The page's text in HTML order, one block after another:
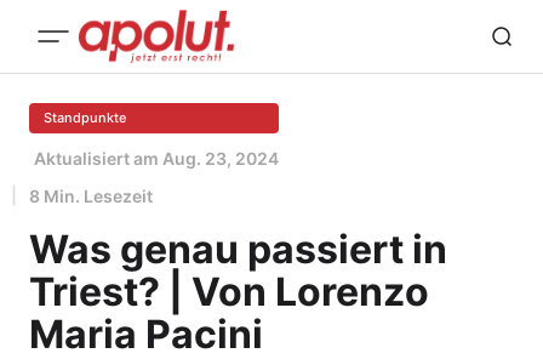
Standpunkte
Aktualisiert am Aug. 23, 2024
8 Min. Lesezeit
Was genau passiert in
Triest? | Von Lorenzo
Maria Pacini